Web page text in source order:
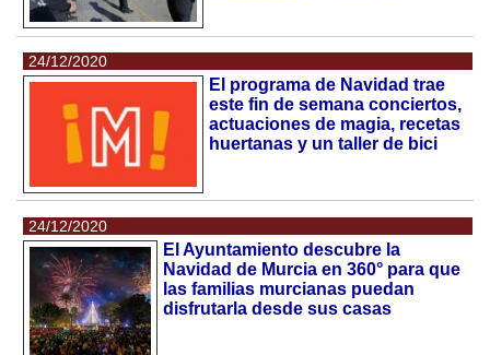
24/12/2020
El programa de Navidad trae
este fin de semana conciertos,
actuaciones de magia, recetas
huertanas y un taller de bici
24/12/2020
El Ayuntamiento descubre la
Navidad de Murcia en 360° para que
las familias murcianas puedan
disfrutarla desde sus casas